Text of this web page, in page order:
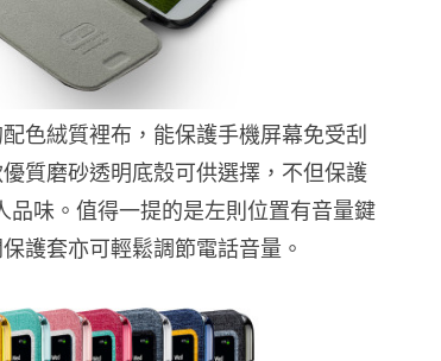
色絨質裡布，能保護手機屏幕免受刮
質磨砂透明底殼可供選擇，不但保護
品味。值得一提的是左則位置有音量鍵
護套亦可輕鬆調節電話音量。